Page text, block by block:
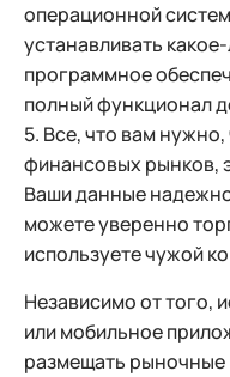
операционной
устанавливать
программное
полный функционал
5. Все, что вам
финансовых рынков,
Ваши данные
можете уверенно
используете чужой
Независимо от того,
или мобильное
размещать рыночные